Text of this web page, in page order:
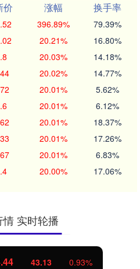
价 涨幅
换手率
396.89% 79.39%
20.21% 16.80%
20.03% 14.18%
20.02% 14.77%
20.01% 5.62%
20.01% 6.12%
20.01% 18.37%
20.01% 17.26%
20.01% 6.83%
20.00% 17.06%
实时轮播
43.13 0.93%